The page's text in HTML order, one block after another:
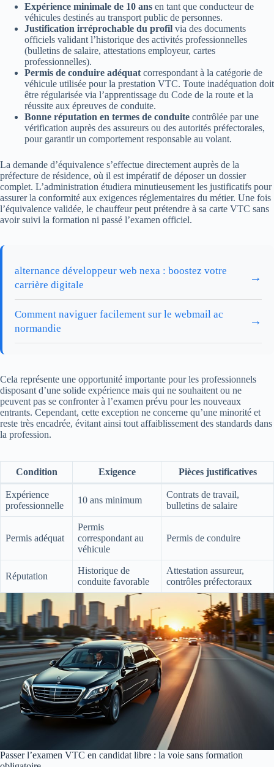
Expérience minimale de 10 ans en tant que conducteur de
véhicules destinés au transport public de personnes.
Justification irréprochable du profil via des documents
officiels validant l’historique des activités professionnelles
(bulletins de salaire, attestations employeur, cartes
professionnelles).
Permis de conduire adéquat correspondant à la catégorie de
véhicule utilisée pour la prestation VTC. Toute inadéquation doit
être régularisée via l’apprentissage du Code de la route et la
réussite aux épreuves de conduite.
Bonne réputation en termes de conduite contrôlée par une
vérification auprès des assureurs ou des autorités préfectorales,
pour garantir un comportement responsable au volant.
La demande d’équivalence s’effectue directement auprès de la
préfecture de résidence, où il est impératif de déposer un dossier
complet. L’administration étudiera minutieusement les justificatifs pour
assurer la conformité aux exigences réglementaires du métier. Une fois
l’équivalence validée, le chauffeur peut prétendre à sa carte VTC sans
avoir suivi la formation ni passé l’examen officiel.
alternance développeur web nexa : boostez votre
carrière digitale
→
Comment naviguer facilement sur le webmail ac
normandie
→
Cela représente une opportunité importante pour les professionnels
disposant d’une solide expérience mais qui ne souhaitent ou ne
peuvent pas se confronter à l’examen prévu pour les nouveaux
entrants. Cependant, cette exception ne concerne qu’une minorité et
reste très encadrée, évitant ainsi tout affaiblissement des standards dans
la profession.
Condition Exigence Pièces justificatives
Expérience
professionnelle
10 ans minimum
Contrats de travail,
bulletins de salaire
Permis adéquat
Permis
correspondant au
véhicule
Permis de conduire
Réputation
Historique de
conduite favorable
Attestation assureur,
contrôles préfectoraux
Passer l’examen VTC en candidat libre : la voie sans formation